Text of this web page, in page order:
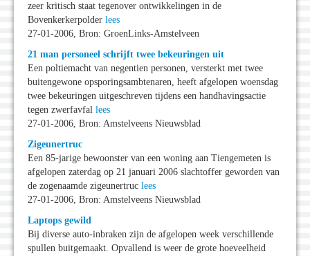
zeer kritisch staat tegenover ontwikkelingen in de
Bovenkerkerpolder lees
27-01-2006, Bron: GroenLinks-Amstelveen
21 man personeel schrijft twee bekeuringen uit
Een poltiemacht van negentien personen, versterkt met twee
buitengewone opsporingsambtenaren, heeft afgelopen woensdag
twee bekeuringen uitgeschreven tijdens een handhavingsactie
tegen zwerfavfal lees
27-01-2006, Bron: Amstelveens Nieuwsblad
Zigeunertruc
Een 85-jarige bewoonster van een woning aan Tiengemeten is
afgelopen zaterdag op 21 januari 2006 slachtoffer geworden van
de zogenaamde zigeunertruc lees
27-01-2006, Bron: Amstelveens Nieuwsblad
Laptops gewild
Bij diverse auto-inbraken zijn de afgelopen week verschillende
spullen buitgemaakt. Opvallend is weer de grote hoeveelheid